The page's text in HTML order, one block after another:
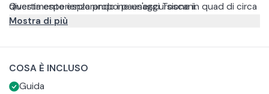
divertimento esplorando i paesaggi Toscani.
Questa esperienza propone un'escursione in quad di circa
3 ore insieme ad un'aperitivo con cocktail, vino e tagliere di
paesaggi Toscani da una prospettiva unica.
Esperti locali guidano i percorsi, condividendo conoscenze
e storie della zona con gli ospiti.
Mostra di più
COSA È INCLUSO
Guida